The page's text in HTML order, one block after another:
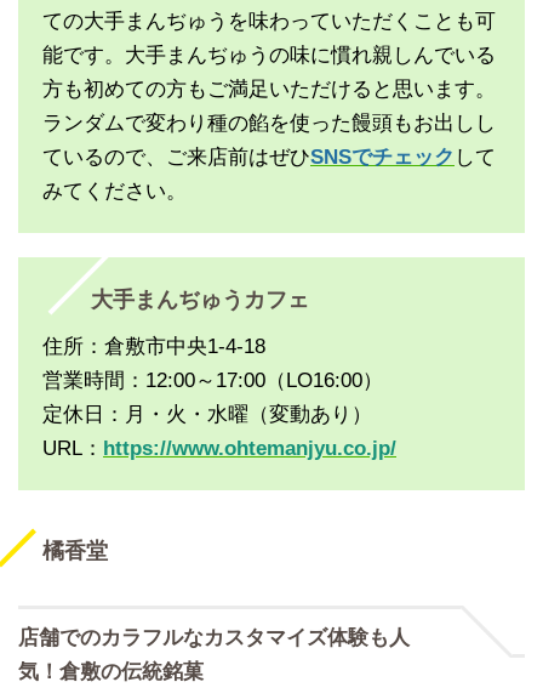
ての大手まんぢゅうを味わっていただくことも可
能です。大手まんぢゅうの味に慣れ親しんでいる
方も初めての方もご満足いただけると思います。
ランダムで変わり種の餡を使った饅頭もお出しし
ているので、ご来店前はぜひSNSでチェック して
みてください。
大手まんぢゅうカフェ
住所：倉敷市中央1-4-18
営業時間：12:00～17:00（LO16:00）
定休日：月・火・水曜（変動あり）
URL： https://www.ohtemanjyu.co.jp/
橘香堂
店舗でのカラフルなカスタマイズ体験も人
気！倉敷の伝統銘菓